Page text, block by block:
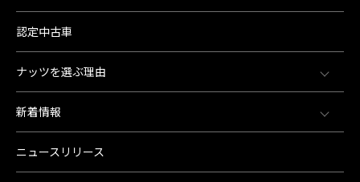
認定中古車
ナッツを選ぶ理由
新着情報
ニュースリリース